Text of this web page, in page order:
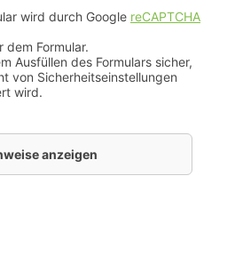
wird durch Google reCAPTCHA
dem Formular.
Ausfüllen des Formulars sicher,
von Sicherheitseinstellungen
wird.
anzeigen